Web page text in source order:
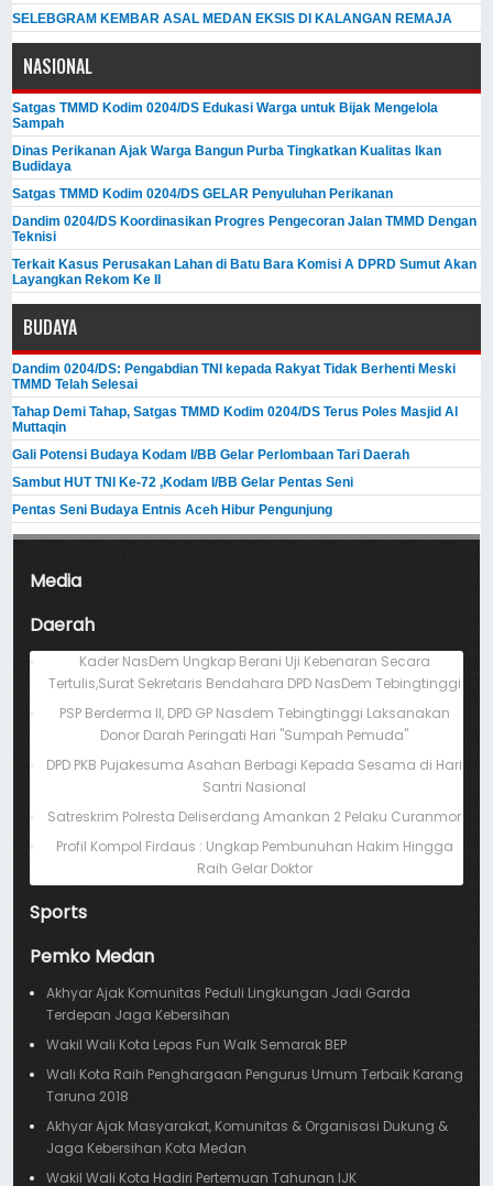
SELEBGRAM KEMBAR ASAL MEDAN EKSIS DI KALANGAN REMAJA
NASIONAL
Satgas TMMD Kodim 0204/DS Edukasi Warga untuk Bijak Mengelola
Sampah
Dinas Perikanan Ajak Warga Bangun Purba Tingkatkan Kualitas Ikan
Budidaya
Satgas TMMD Kodim 0204/DS GELAR Penyuluhan Perikanan
Dandim 0204/DS Koordinasikan Progres Pengecoran Jalan TMMD Dengan
Teknisi
Terkait Kasus Perusakan Lahan di Batu Bara Komisi A DPRD Sumut Akan
Layangkan Rekom Ke II
BUDAYA
Dandim 0204/DS: Pengabdian TNI kepada Rakyat Tidak Berhenti Meski ​
TMMD Telah Selesai
Tahap Demi Tahap, Satgas TMMD Kodim 0204/DS Terus Poles Masjid Al
Muttaqin
Gali Potensi Budaya Kodam I/BB Gelar Perlombaan Tari Daerah
Sambut HUT TNI Ke-72 ,Kodam I/BB Gelar Pentas Seni
Pentas Seni Budaya Entnis Aceh Hibur Pengunjung
Media
Daerah
Kader NasDem Ungkap Berani Uji Kebenaran Secara
Tertulis,Surat Sekretaris Bendahara DPD NasDem Tebingtinggi
PSP Berderma II, DPD GP Nasdem Tebingtinggi Laksanakan
Donor Darah Peringati Hari "Sumpah Pemuda"
DPD PKB Pujakesuma Asahan Berbagi Kepada Sesama di Hari
Santri Nasional
Satreskrim Polresta Deliserdang Amankan 2 Pelaku Curanmor
Profil Kompol Firdaus : Ungkap Pembunuhan Hakim Hingga
Raih Gelar Doktor
Sports
Pemko Medan
Akhyar Ajak Komunitas Peduli Lingkungan Jadi Garda
Terdepan Jaga Kebersihan
Wakil Wali Kota Lepas Fun Walk Semarak BEP
Wali Kota Raih Penghargaan Pengurus Umum Terbaik Karang
Taruna 2018
Akhyar Ajak Masyarakat, Komunitas & Organisasi Dukung &
Jaga Kebersihan Kota Medan
Wakil Wali Kota Hadiri Pertemuan Tahunan IJK